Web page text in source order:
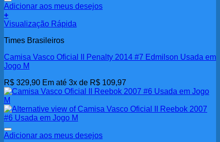
Adicionar aos meus desejos
+
Visualização Rápida
Times Brasileiros
Camisa Vasco Oficial II Penalty 2014 #7 Edmilson Usada em
Jogo M
R$ 329,90 Em até 3x de R$ 109,97
Adicionar aos meus desejos